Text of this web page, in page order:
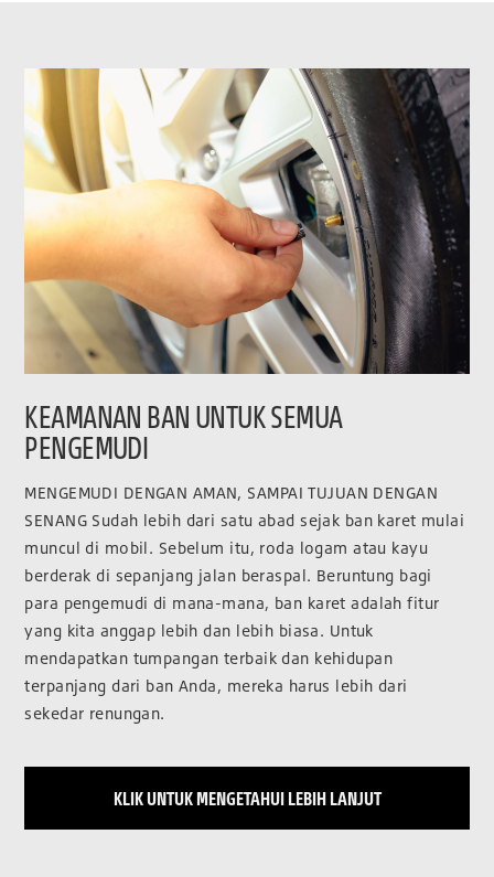
KEAMANAN BAN UNTUK SEMUA
PENGEMUDI
MENGEMUDI DENGAN AMAN, SAMPAI TUJUAN DENGAN
SENANG Sudah lebih dari satu abad sejak ban karet mulai
muncul di mobil. Sebelum itu, roda logam atau kayu
berderak di sepanjang jalan beraspal. Beruntung bagi
para pengemudi di mana-mana, ban karet adalah fitur
yang kita anggap lebih dan lebih biasa. Untuk
mendapatkan tumpangan terbaik dan kehidupan
terpanjang dari ban Anda, mereka harus lebih dari
sekedar renungan.
KLIK UNTUK MENGETAHUI LEBIH LANJUT